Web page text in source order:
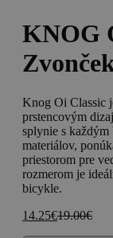
KNOG
Knog Oi Classic
prstencovým
splynie s
materiálov,
priestorom pre
rozmerom je
bicykle.
14.25€19.00€